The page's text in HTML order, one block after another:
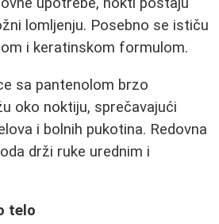
lomljenju. Posebno se ističu
i keratinskom formulom.
sa pantenolom brzo
oko noktiju, sprečavajući
i bolnih pukotina. Redovna
drži ruke urednim i
telo